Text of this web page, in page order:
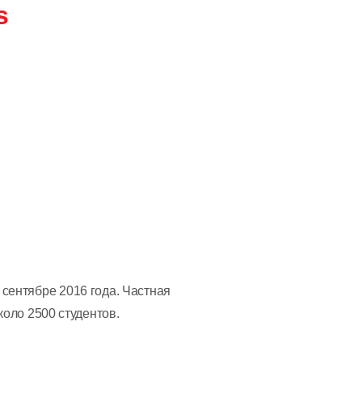
2016 года. Частная
2500 студентов.